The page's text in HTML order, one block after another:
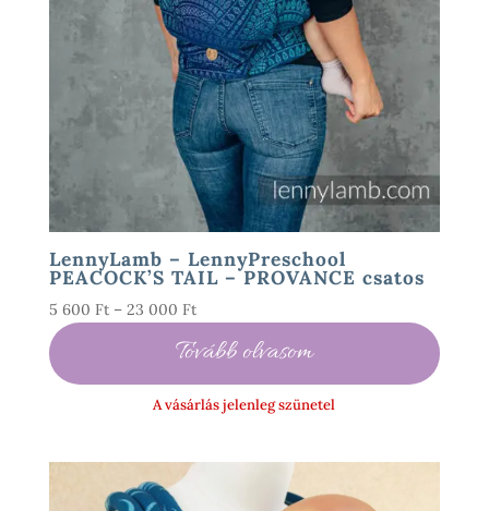
LennyLamb – LennyPreschool
PEACOCK’S TAIL – PROVANCE csatos
5 600 Ft – 23 000 FtÁrtartomány:
600 Ft
-
23
Tovább olvasom
A vásárlás jelenleg szünetel